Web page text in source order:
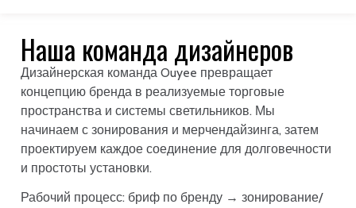
Наша команда дизайнеров
Дизайнерская команда Ouyee превращает
концепцию бренда в реализуемые торговые
пространства и системы светильников. Мы
начинаем с зонирования и мерчендайзинга, затем
проектируем каждое соединение для долговечности
и простоты установки.
Рабочий процесс: бриф по бренду → зонирование/